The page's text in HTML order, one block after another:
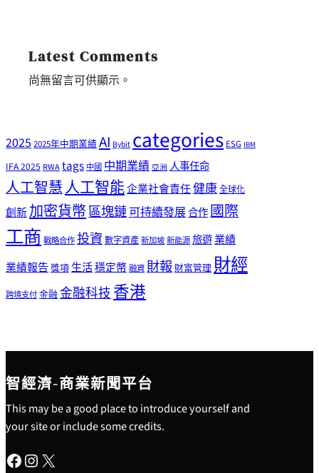
Latest Comments
尚無留言可供顯示。
20252025年中期業績AI Bybitcategories ESG IBM
IFA 2025 RWAtags 中國 中期業績 亞洲 人事任命
人工智慧人工智能企業社會責任健康全球化
創新加密貨幣區塊鏈可持續發展合作國際
工商 戰略合作投資數字資產新加坡新能源旅遊業績
業績報告 獎項生活穩定幣融資 財報 財富管理財經
跨境支付金融 金融科技香港
智經濟-商業新聞平台
This may be a good place to introduce yourself and
your site or include some credits.
Facebook Instagram X